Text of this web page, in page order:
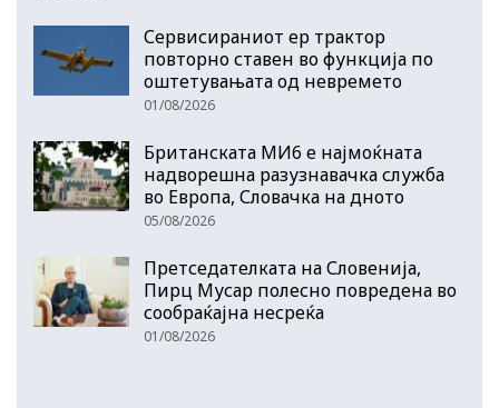
Сервисираниот ер трактор
повторно ставен во функција по
оштетувањата од невремето
01/08/2026
Британската МИ6 е најмоќната
надворешна разузнавачка служба
во Европа, Словачка на дното
05/08/2026
Претседателката на Словенија,
Пирц Мусар полесно повредена во
сообраќајна несреќа
01/08/2026